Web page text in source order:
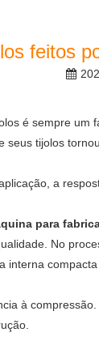
feitos
é sempre
tijolos
a
para
No
compacta
à